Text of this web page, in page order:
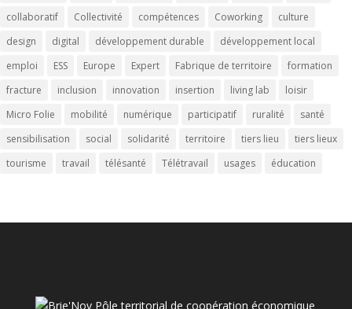
collaboratif
Collectivité compétences Coworking
culture
design
digital développement durable
développement local
emploi
ESS Europe Expert Fabrique de territoire
formation
fracture
inclusion innovation insertion living lab
loisir
Micro Folie
mobilité numérique participatif ruralité
santé
sensibilisation
social solidarité territoire tiers lieu
tiers lieux
tourisme
travail télésanté Télétravail usages éducation